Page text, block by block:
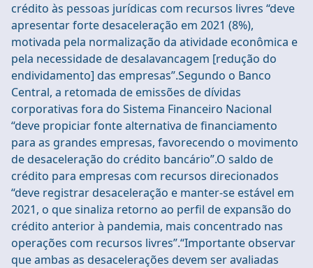
crédito às pessoas jurídicas com recursos livres “deve
apresentar forte desaceleração em 2021 (8%),
motivada pela normalização da atividade econômica e
pela necessidade de desalavancagem [redução do
endividamento] das empresas”.Segundo o Banco
Central, a retomada de emissões de dívidas
corporativas fora do Sistema Financeiro Nacional
“deve propiciar fonte alternativa de financiamento
para as grandes empresas, favorecendo o movimento
de desaceleração do crédito bancário”.O saldo de
crédito para empresas com recursos direcionados
“deve registrar desaceleração e manter-se estável em
2021, o que sinaliza retorno ao perfil de expansão do
crédito anterior à pandemia, mais concentrado nas
operações com recursos livres”.“Importante observar
que ambas as desacelerações devem ser avaliadas